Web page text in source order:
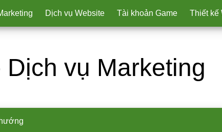
Dịch vụ Website Tài khoản Game Thiết kế
vụ Marketing